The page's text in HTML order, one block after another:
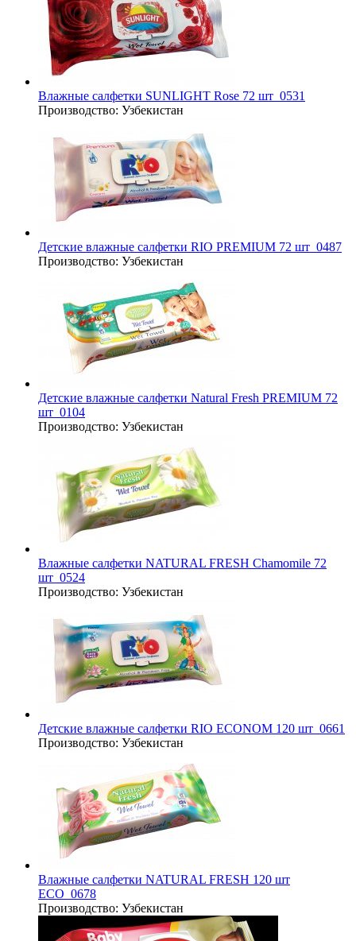
Влажные салфетки SUNLIGHT Rose 72 шт_0531
Производство: Узбекистан
Детские влажные салфетки RIO PREMIUM 72 шт_0487
Производство: Узбекистан
Детские влажные салфетки Natural Fresh PREMIUM 72
шт_0104
Производство: Узбекистан
Влажные салфетки NATURAL FRESH Chamomile 72
шт_0524
Производство: Узбекистан
Детские влажные салфетки RIO ECONOM 120 шт_0661
Производство: Узбекистан
Влажные салфетки NATURAL FRESH 120 шт
ECO_0678
Производство: Узбекистан